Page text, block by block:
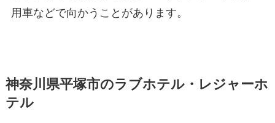
用車などで向かうことがあります。
神奈川県平塚市のラブホテル・レジャーホ
テル